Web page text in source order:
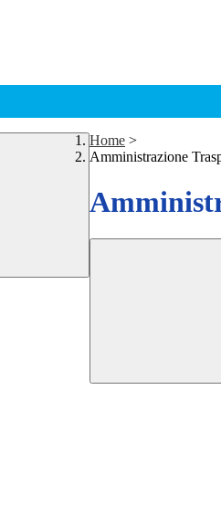
Home >
Amministrazione